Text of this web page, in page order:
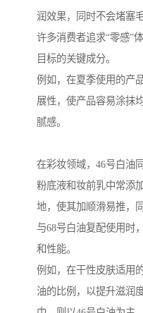
润效果，同时不会堵塞
许多消费者追求“零感”
目标的关键成分。
例如，在夏季使用的产
展性，使产品容易涂抹
腻感。
在彩妆领域，46号白油
粉底液和妆前乳中常添
地，使其加顺滑易推，
与68号白油复配使用时
和性能。
例如，在干性皮肤适用
油的比例，以提升滋润